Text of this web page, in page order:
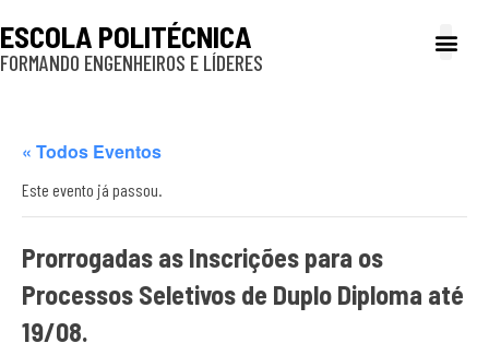
ESCOLA POLITÉCNICA
FORMANDO ENGENHEIROS E LÍDERES
« Todos Eventos
Este evento já passou.
Prorrogadas as Inscrições para os
Processos Seletivos de Duplo Diploma até
19/08.